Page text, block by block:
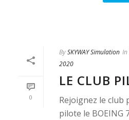
0
BySKYWAY Simulation In
2020
LE CLUB
Rejoignez le club
pilote le BOEING